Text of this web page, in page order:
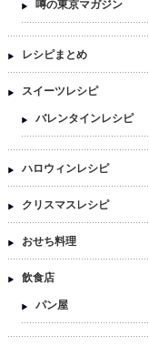
噂の東京マガジン
レシピまとめ
スイーツレシピ
バレンタインレシピ
ハロウィンレシピ
クリスマスレシピ
おせち料理
飲食店
パン屋